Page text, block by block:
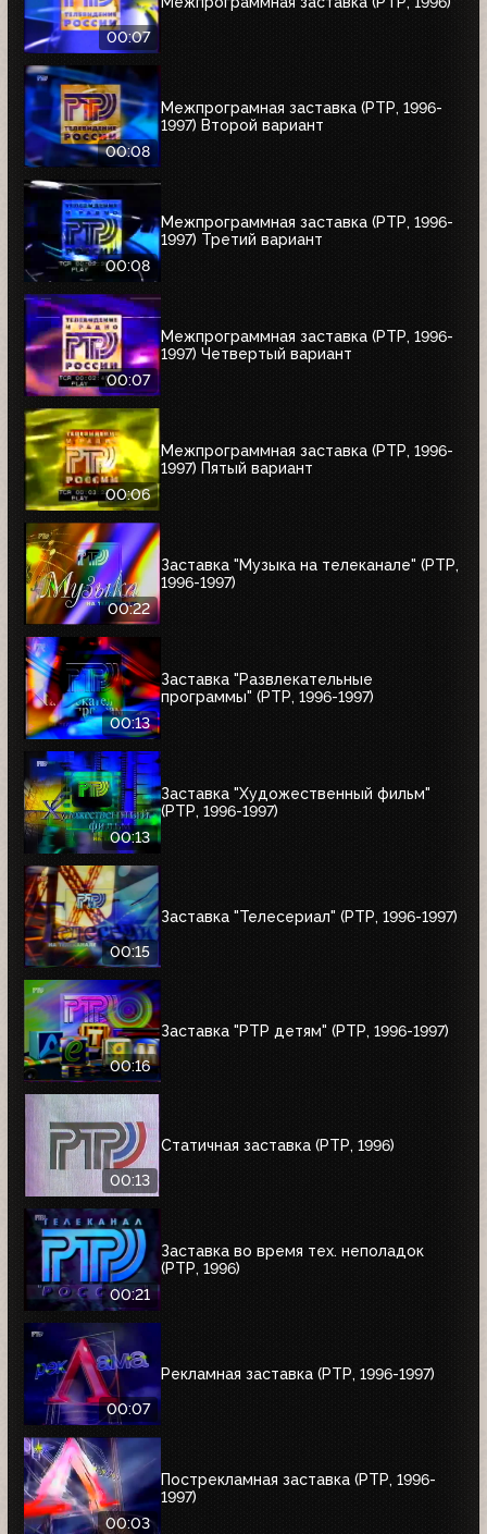
00:07
00:08
Межпрограмная заставка (РТР, 1996-
1997) Второй вариант
00:08
Межпрограммная заставка (РТР, 1996-
1997) Третий вариант
00:07
Межпрограммная заставка (РТР, 1996-
1997) Четвертый вариант
00:06
Межпрограммная заставка (РТР, 1996-
1997) Пятый вариант
00:22
Заставка "Музыка на телеканале" (РТР,
1996-1997)
00:13
Заставка "Развлекательные
программы" (РТР, 1996-1997)
00:13
Заставка "Художественный фильм"
(РТР, 1996-1997)
00:15
Заставка "Телесериал" (РТР, 1996-1997)
00:16
Заставка "РТР детям" (РТР, 1996-1997)
00:13
Статичная заставка (РТР, 1996)
00:21
Заставка во время тех. неполадок
(РТР, 1996)
00:07
Рекламная заставка (РТР, 1996-1997)
00:03
Пострекламная заставка (РТР, 1996-
1997)